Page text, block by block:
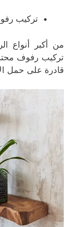
تركيب
من أكبر أنواع
تركيب رفوف
قادرة على حمل